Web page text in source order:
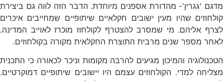
מדגם 'גגרין'- מהדורת אספנים מיוחדת. הדבר הזה לווה גם ביצירת
קולחוזים שהיו מעין ישובים חקלאיים שיתופיים שמחייבים איכרים
לצרף אליהם. מי שמסרב להצטרף לקולחוז מוכרז לאוייב המדינה.
לאחר מספר שנים מרבית התוצרת החקלאית מקורה בקולחוזים.
הטכנולוגיה והמיכון מגיעים להרבה מקומות וניכר לכאורה כי התכנית
מצליחה למדי. הקולחוזים עצמם היו יישובים שיתופיים דמוקרטיים.